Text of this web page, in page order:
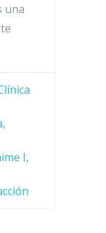
una
,
I,